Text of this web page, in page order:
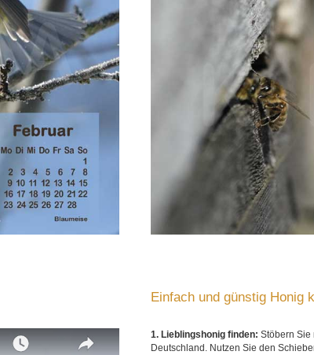
Einfach und günstig Honig
1. Lieblingshonig finden: Stöbern Sie
Deutschland. Nutzen Sie den